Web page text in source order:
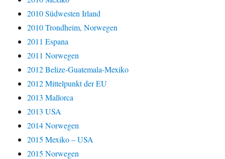
2010 Südwesten Irland
2010 Trondheim, Norwegen
2011 Espana
2011 Norwegen
2012 Belize-Guatemala-Mexiko
2012 Mittelpunkt der EU
2013 Mallorca
2013 USA
2014 Norwegen
2015 Mexiko – USA
2015 Norwegen